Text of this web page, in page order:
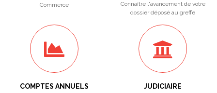
Commerce
Connaître l'avancement de votre
dossier déposé au greffe
COMPTES ANNUELS JUDICIAIRE